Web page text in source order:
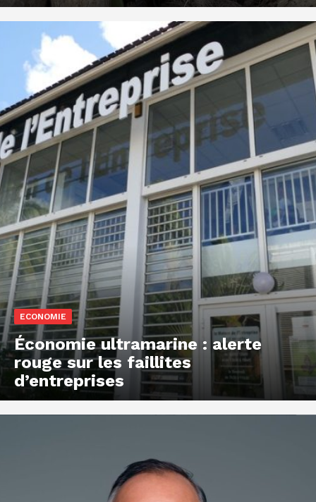
ECONOMIE
Économie ultramarine : alerte
rouge sur les faillites
d’entreprises